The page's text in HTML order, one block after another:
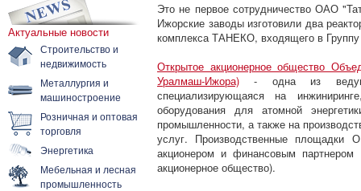
Актуальные новости
Строительство и
недвижимость
Металлургия и
машиностроение
Розничная и оптовая
торговля
Энергетика
Мебельная и лесная
промышленность
Это не первое сотрудничество ОАО
Ижорские заводы изготовили два
комплекса ТАНЕКО, входящего в
Открытое акционерное общество
Уралмаш-Ижора) - одна из
специализирующаяся на
оборудования для атомной
промышленности, а также на
услуг. Производственные
акционером и финансовым
акционерное общество).